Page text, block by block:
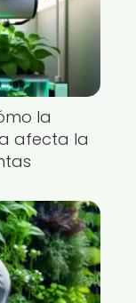
la
afecta la